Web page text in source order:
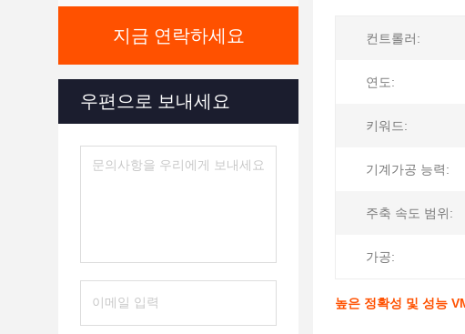
지금 연락하세요
우편으로 보내세요
컨트롤러:
연도:
키워드:
기계가공 능력:
주축 속도 범위:
가공:
높은 정확성 및 성능